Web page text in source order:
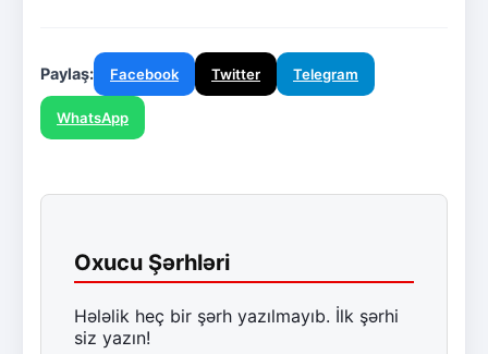
Paylaş: Facebook Twitter Telegram
WhatsApp
Oxucu Şərhləri
Hələlik heç bir şərh yazılmayıb. İlk şərhi
siz yazın!